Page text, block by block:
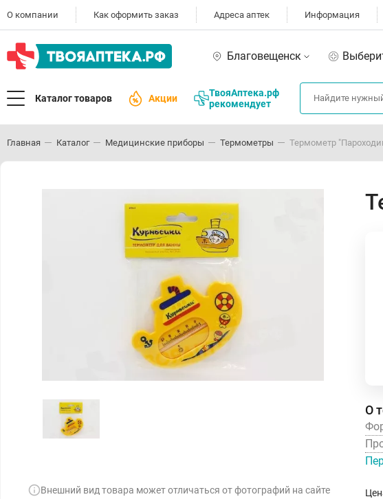
О компании Как оформить заказ Адреса аптек Информация
Благовещенск
Каталог товаров Акции
ТвояАптека.рф
рекомендует
Главная Каталог Медицинские приборы Термометры Термометр
Внешний вид товара может отличаться от фотографий на сайте
О